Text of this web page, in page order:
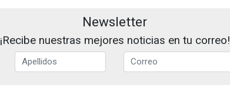
Newsletter
¡Recibe nuestras mejores noticias en tu correo!